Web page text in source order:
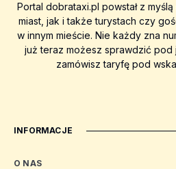
Portal dobrataxi.pl powstał z
miast, jak i także turystach czy
w innym mieście. Nie każdy zna
już teraz możesz sprawdzić pod
zamówisz taryfę pod
INFORMACJE
O NAS